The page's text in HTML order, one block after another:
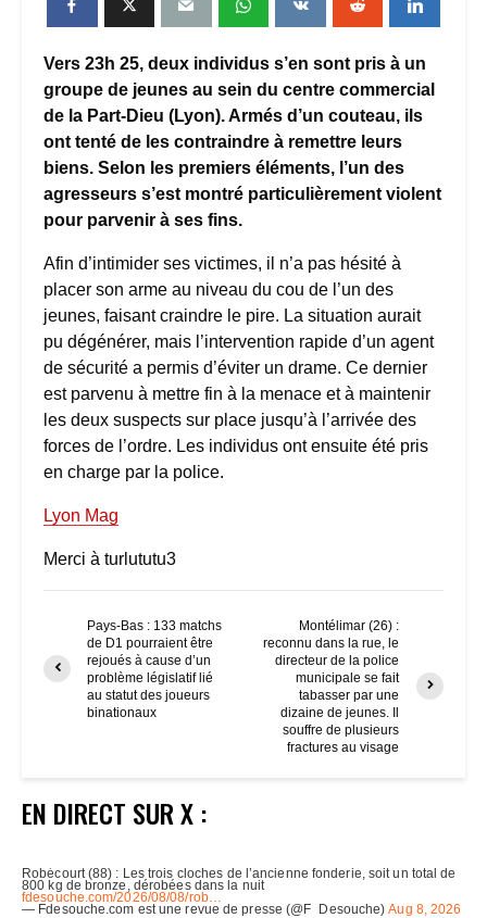
Vers 23h 25, deux individus s’en sont pris à un
groupe de jeunes au sein du centre commercial
de la Part-Dieu (Lyon). Armés d’un couteau, ils
ont tenté de les contraindre à remettre leurs
biens. Selon les premiers éléments, l’un des
agresseurs s’est montré particulièrement violent
pour parvenir à ses fins.
Afin d’intimider ses victimes, il n’a pas hésité à
placer son arme au niveau du cou de l’un des
jeunes, faisant craindre le pire. La situation aurait
pu dégénérer, mais l’intervention rapide d’un agent
de sécurité a permis d’éviter un drame. Ce dernier
est parvenu à mettre fin à la menace et à maintenir
les deux suspects sur place jusqu’à l’arrivée des
forces de l’ordre. Les individus ont ensuite été pris
en charge par la police.
Lyon Mag
Merci à turlututu3
Pays-Bas : 133 matchs
de D1 pourraient être
rejoués à cause d’un
problème législatif lié
au statut des joueurs
binationaux
Montélimar (26) :
reconnu dans la rue, le
directeur de la police
municipale se fait
tabasser par une
dizaine de jeunes. Il
souffre de plusieurs
fractures au visage
EN DIRECT SUR X :